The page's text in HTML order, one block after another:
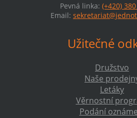
Pevná linka: (+420)
Email:
Užitečné
Družstvo
Naše
Letáky
Věrnostní
Podání